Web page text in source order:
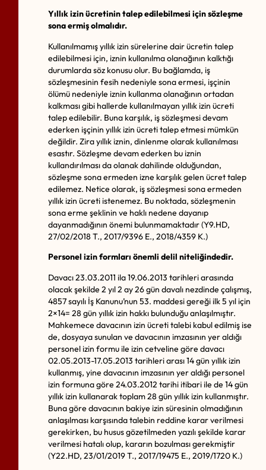
Yıllık izin ücretinin talep edilebilmesi için sözleşme
sona ermiş olmalıdır.
Kullanılmamış yıllık izin sürelerine dair ücretin talep
edilebilmesi için, iznin kullanılma olanağının kalktığı
durumlarda söz konusu olur. Bu bağlamda, iş
sözleşmesinin fesih nedeniyle sona ermesi, işçinin
ölümü nedeniyle iznin kullanma olanağının ortadan
kalkması gibi hallerde kullanılmayan yıllık izin ücreti
talep edilebilir. Buna karşılık, iş sözleşmesi devam
ederken işçinin yıllık izin ücreti talep etmesi mümkün
değildir. Zira yıllık iznin, dinlenme olarak kullanılması
esastır. Sözleşme devam ederken bu iznin
kullandırılması da olanak dahilinde olduğundan,
sözleşme sona ermeden izne karşılık gelen ücret talep
edilemez. Netice olarak, iş sözleşmesi sona ermeden
yıllık izin ücreti istenemez. Bu noktada, sözleşmenin
sona erme şeklinin ve haklı nedene dayanıp
dayanmadığının önemi bulunmamaktadır (Y9.HD,
27/02/2018 T., 2017/9396 E., 2018/4359 K.)
Personel izin formları önemli delil niteliğindedir.
Davacı 23.03.2011 ila 19.06.2013 tarihleri arasında
olacak şekilde 2 yıl 2 ay 26 gün davalı nezdinde çalışmış,
4857 sayılı İş Kanunu’nun 53. maddesi gereği ilk 5 yıl için
2×14= 28 gün yıllık izin hakkı bulunduğu anlaşılmıştır.
Mahkemece davacının izin ücreti talebi kabul edilmiş ise
de, dosyaya sunulan ve davacının imzasının yer aldığı
personel izin formu ile izin cetveline göre davacı
02.05.2013-17.05.2013 tarihleri arası 14 gün yıllık izin
kullanmış, yine davacının imzasının yer aldığı personel
izin formuna göre 24.03.2012 tarihi itibari ile de 14 gün
yıllık izin kullanarak toplam 28 gün yıllık izin kullanmıştır.
Buna göre davacının bakiye izin süresinin olmadığının
anlaşılması karşısında talebin reddine karar verilmesi
gerekirken, bu husus gözetilmeden yazılı şekilde karar
verilmesi hatalı olup, kararın bozulması gerekmiştir
(Y22.HD, 23/01/2019 T., 2017/19475 E., 2019/1720 K.)